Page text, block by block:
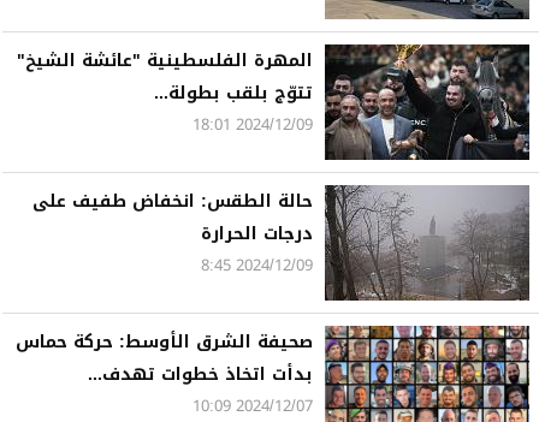
المهرة الفلسطينية "عائشة الشيخ"
تتوّج بلقب بطولة...
2024/12/09 18:01
حالة الطقس: انخفاض طفيف على
درجات الحرارة
2024/12/09 8:45
صحيفة الشرق الأوسط: حركة حماس
بدأت اتخاذ خطوات تهدف...
2024/12/07 10:09